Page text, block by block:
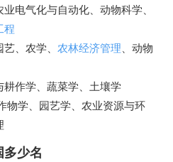
电气化与自动化、动物科学、
程
、农学、 农林经济管理 、动物
作学、蔬菜学、土壤学
物学、园艺学、农业资源与环
少名